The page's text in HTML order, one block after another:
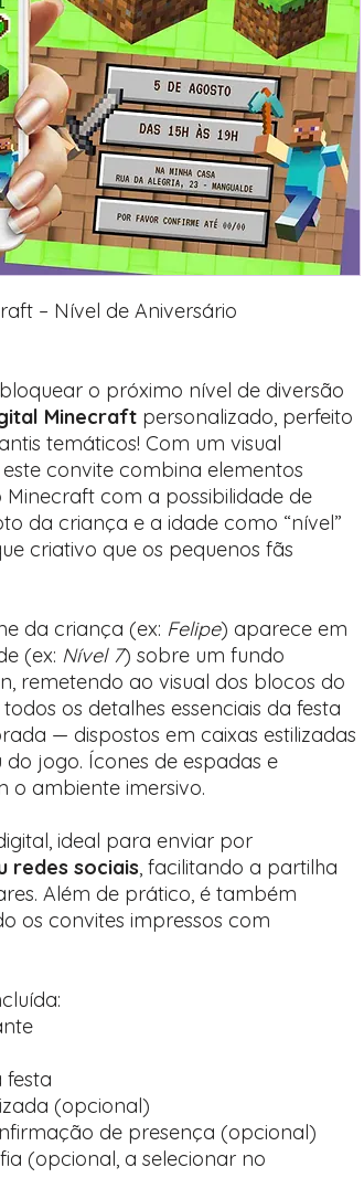
– Nível de Aniversário
o próximo nível de diversão
Minecraft personalizado, perfeito
temáticos! Com um visual
convite combina elementos
Minecraft com a possibilidade de
da criança e a idade como “nível”
criativo que os pequenos fãs
da criança (ex: Felipe) aparece em
(ex: Nível 7) sobre um fundo
remetendo ao visual dos blocos do
os detalhes essenciais da festa
— dispostos em caixas estilizadas
jogo. Ícones de espadas e
o ambiente imersivo.
ideal para enviar por
redes sociais, facilitando a partilha
Além de prático, é também
os convites impressos com
festa
(opcional)
de presença (opcional)
(opcional, a selecionar no